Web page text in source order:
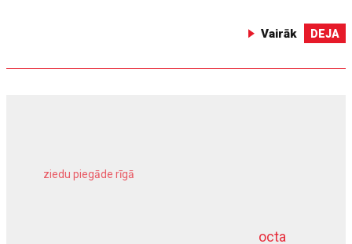
Vairāk DEJA
octa
ziedu piegāde rīgā
dziļurbums